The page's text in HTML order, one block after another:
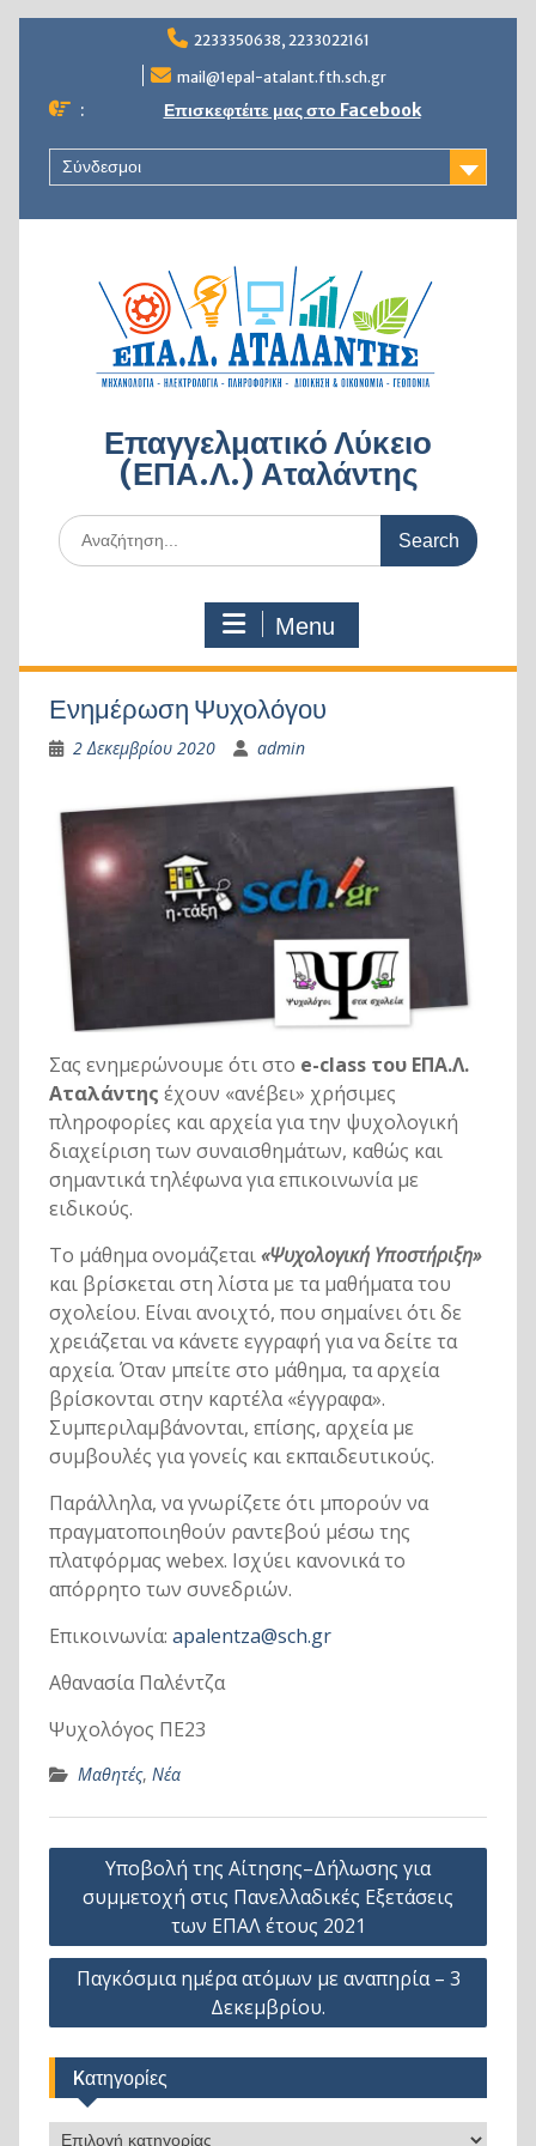
2233350638, 2233022161
mail@1epal-atalant.fth.sch.gr
: Επισκεφτέιτε μας στο Facebook
Σύνδεσμοι
Επαγγελματικό Λύκειο
(ΕΠΑ.Λ.) Αταλάντης
Search
for:
Menu
Ενημέρωση Ψυχολόγου
2 Δεκεμβρίου 2020 admin
Σας ενημερώνουμε ότι στο e-class του ΕΠΑ.Λ.
Αταλάντης έχουν «ανέβει» χρήσιμες
πληροφορίες και αρχεία για την ψυχολογική
διαχείριση των συναισθημάτων, καθώς και
σημαντικά τηλέφωνα για επικοινωνία με
ειδικούς.
Το μάθημα ονομάζεται«Ψυχολογική Υποστήριξη»
και βρίσκεται στη λίστα με τα μαθήματα του
σχολείου. Είναι ανοιχτό, που σημαίνει ότι δε
χρειάζεται να κάνετε εγγραφή για να δείτε τα
αρχεία. Όταν μπείτε στο μάθημα, τα αρχεία
βρίσκονται στην καρτέλα «έγγραφα».
Συμπεριλαμβάνονται, επίσης, αρχεία με
συμβουλές για γονείς και εκπαιδευτικούς.
Παράλληλα, να γνωρίζετε ότι μπορούν να
πραγματοποιηθούν ραντεβού μέσω της
πλατφόρμας webex. Ισχύει κανονικά το
απόρρητο των συνεδριών.
Επικοινωνία: apalentza@sch.gr
Αθανασία Παλέντζα
Ψυχολόγος ΠΕ23
Μαθητές, Νέα
Πλοήγηση
άρθρων
Υποβολή της Αίτησης–Δήλωσης για
συμμετοχή στις Πανελλαδικές Εξετάσεις
των ΕΠΑΛ έτους 2021
Παγκόσμια ημέρα ατόμων με αναπηρία – 3
Δεκεμβρίου.
Kατηγορίες
Kατηγορίες